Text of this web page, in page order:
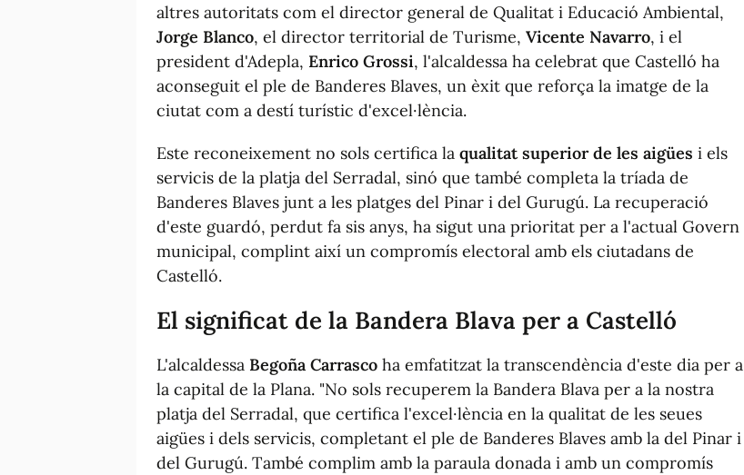
altres autoritats com el director general de Qualitat i Educació Ambiental,
Jorge Blanco, el director territorial de Turisme, Vicente Navarro, i el
president d'Adepla, Enrico Grossi, l'alcaldessa ha celebrat que Castelló ha
aconseguit el ple de Banderes Blaves, un èxit que reforça la imatge de la
ciutat com a destí turístic d'excel·lència.
Este reconeixement no sols certifica la qualitat superior de les aigües i els
servicis de la platja del Serradal, sinó que també completa la tríada de
Banderes Blaves junt a les platges del Pinar i del Gurugú. La recuperació
d'este guardó, perdut fa sis anys, ha sigut una prioritat per a l'actual Govern
municipal, complint així un compromís electoral amb els ciutadans de
Castelló.
El significat de la Bandera Blava per a Castelló
L'alcaldessa Begoña Carrasco ha emfatitzat la transcendència d'este dia per a
la capital de la Plana. "No sols recuperem la Bandera Blava per a la nostra
platja del Serradal, que certifica l'excel·lència en la qualitat de les seues
aigües i dels servicis, completant el ple de Banderes Blaves amb la del Pinar i
del Gurugú. També complim amb la paraula donada i amb un compromís